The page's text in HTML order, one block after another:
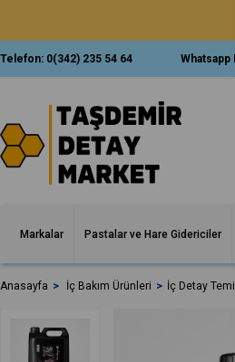
Telefon: 0(342) 235 54 64 Whatsapp
Markalar Pastalar ve Hare Gidericiler
Anasayfa İç Bakım Ürünleri İç Detay